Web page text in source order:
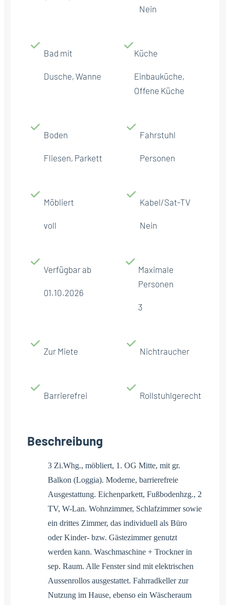
Nein
Bad mit
Dusche, Wanne
Küche
Einbauküche,
Offene Küche
Boden
Fliesen, Parkett
Fahrstuhl
Personen
Möbliert
voll
Kabel/Sat-TV
Nein
Verfügbar ab
01.10.2026
Maximale
Personen
3
Zur Miete Nichtraucher
Barrierefrei Rollstuhlgerecht
Beschreibung
3 Zi.Whg., möbliert, 1. OG Mitte, mit gr.
Balkon (Loggia). Moderne, barrierefreie
Ausgestattung. Eichenparkett, Fußbodenhzg., 2
TV, W-Lan. Wohnzimmer, Schlafzimmer sowie
ein drittes Zimmer, das individuell als Büro
oder Kinder- bzw. Gästezimmer genutzt
werden kann. Waschmaschine + Trockner in
sep. Raum. Alle Fenster sind mit elektrischen
Aussenrollos ausgestattet. Fahrradkeller zur
Nutzung im Hause, ebenso ein Wäscheraum